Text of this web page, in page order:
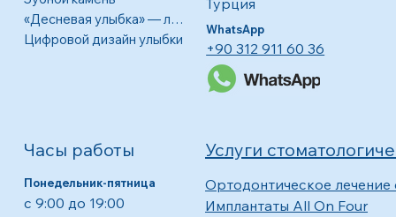
«Десневая улыбка» — лечение видимых десен.
Цифровой дизайн улыбки
WhatsApp
+90 312 911 60 36
Часы работы
Понедельник-пятница
с 9:00 до 19:00
Услуги
Ортодонтическое
Имплантаты All On Four